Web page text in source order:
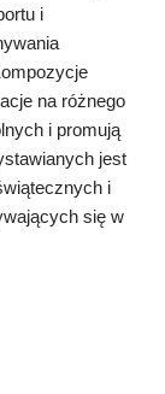
i
na różnego
i promują
jest
i
się w